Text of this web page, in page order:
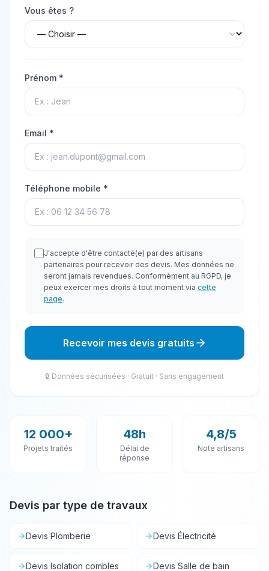
Vous êtes ?
Prénom *
Email *
Téléphone mobile *
J'accepte d'être contacté(e) par des artisans
partenaires pour recevoir des devis. Mes données ne
seront jamais revendues. Conformément au RGPD, je
peux exercer mes droits à tout moment via cette
page.
Recevoir mes devis gratuits
🔒 Données sécurisées · Gratuit · Sans engagement
12 000+
Projets traités
48h
Délai de
réponse
4,8/5
Note artisans
Devis par type de travaux
Devis Plomberie Devis Électricité
Devis Isolation combles Devis Salle de bain